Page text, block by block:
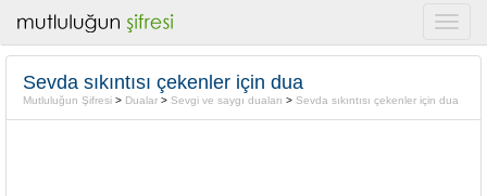
Sevda sıkıntısı çekenler için dua
Mutluluğun Şifresi > Dualar > Sevgi ve saygı duaları > Sevda sıkıntısı çekenler için dua